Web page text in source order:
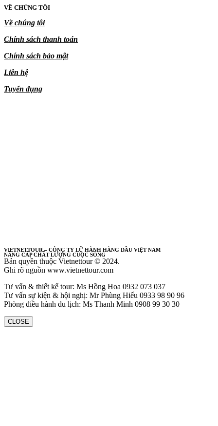
VỀ CHÚNG TÔI
Về chúng tôi
Chính sách thanh toán
Chính sách bảo mật
Liên hệ
Tuyển dụng
VIETNETTOUR – CÔNG TY LỮ HÀNH HÀNG ĐẦU VIỆT NAM
NÂNG CẤP CHẤT LƯỢNG CUỘC SỐNG
Bản quyền thuộc Vietnettour © 2024.
Ghi rõ nguồn www.vietnettour.com
Tư vấn & thiết kế tour: Ms Hồng Hoa 0932 073 037
Tư vấn sự kiện & hội nghị: Mr Phùng Hiếu 0933 98 90 96
Phòng điều hành du lịch: Ms Thanh Minh 0908 99 30 30
CLOSE